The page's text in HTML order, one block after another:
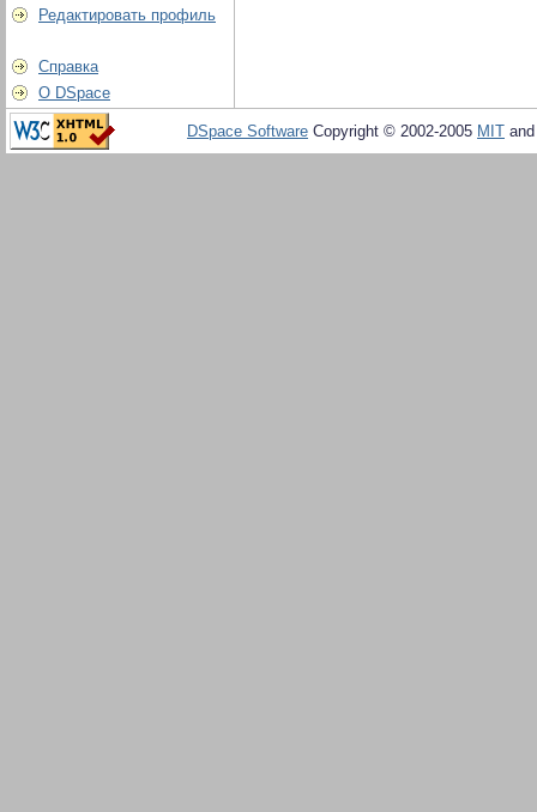
Редактировать профиль
Справка
О DSpace
DSpace Software Copyright © 2002-2005 MIT